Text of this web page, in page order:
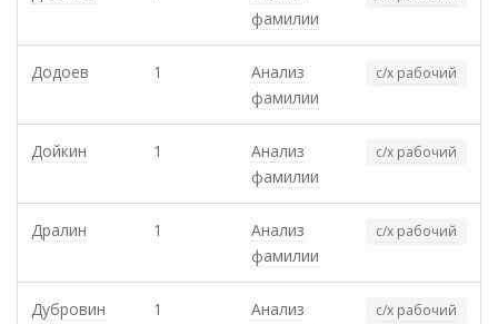
фамилии
Додоев 1
Анализ
фамилии
с/х рабочий
Дойкин 1
Анализ
фамилии
с/х рабочий
Дралин 1
Анализ
фамилии
с/х рабочий
Дубровин 1
Анализ
с/х рабочий